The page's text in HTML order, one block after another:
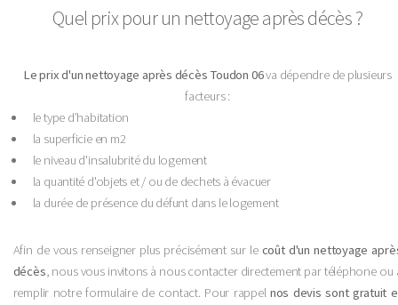
Quel prix pour un nettoyage après décès ?
Le prix d'un nettoyage après décès Toudon 06va dépendre de plusieurs
facteurs :
le type d’habitation
la superficie en m2
le niveau d'insalubrité du logement
la quantité d'objets et / ou de dechets à évacuer
la durée de présence du défunt dans le logement
Afin de vous renseigner plus précisément sur le coût d'un nettoyage
décès, nous vous invitons à nous contacter directement par téléphone ou
remplir notre formulaire de contact. Pour rappel nos devis sont gratuit